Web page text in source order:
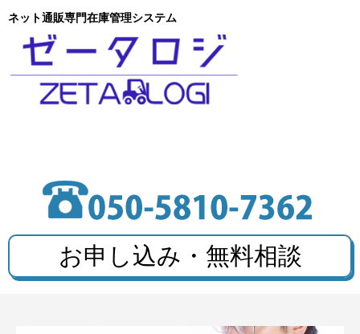
ネット通販専門在庫管理システム
お申し込み・無料相談